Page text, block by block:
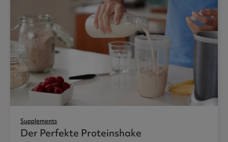
Supplements
Der Perfekte Proteinshake